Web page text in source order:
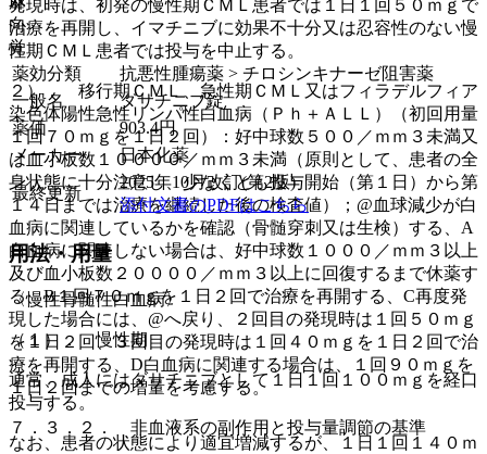
発現時は、初発の慢性期ＣＭＬ患者では１日１回５０ｍｇで
治療を再開し、イマチニブに効果不十分又は忍容性のない慢
性期ＣＭＬ患者では投与を中止する。
２）． 移行期ＣＭＬ、急性期ＣＭＬ又はフィラデルフィア
染色体陽性急性リンパ性白血病（Ｐｈ＋ＡＬＬ）（初回用量
１回７０ｍｇを１日２回）：好中球数５００／ｍｍ３未満又
は血小板数１００００／ｍｍ３未満（原則として、患者の全
身状態に十分注意し、少なくとも投与開始（第１日）から第
１４日までは治療を継続した後の検査値）；@血球減少が白
血病に関連しているかを確認（骨髄穿刺又は生検）する、A
白血病に関連しない場合は、好中球数１０００／ｍｍ３以上
及び血小板数２００００／ｍｍ３以上に回復するまで休薬す
る、B１回７０ｍｇを１日２回で治療を再開する、C再度発
現した場合には、@へ戻り、２回目の発現時は１回５０ｍｇ
を１日２回、３回目の発現時は１回４０ｍｇを１日２回で治
療を再開する、D白血病に関連する場合は、１回９０ｍｇを
１日２回までの増量を考慮する。
７．３．２． 非血液系の副作用と投与量調節の基準
向
覚
薬効分類
抗悪性腫瘍薬 > チロシンキナーゼ阻害薬
一般名
ダサチニブ錠
薬価
903.4円
メーカー
日本化薬
最終更新
2025年10月改訂(第2版)
添付文書のPDFはこちら
用法・用量
〈慢性骨髄性白血病〉
（１）． 慢性期
通常、成人にはダサチニブとして１日１回１００ｍｇを経口
投与する。
なお、患者の状態により適宜増減するが、１日１回１４０ｍ